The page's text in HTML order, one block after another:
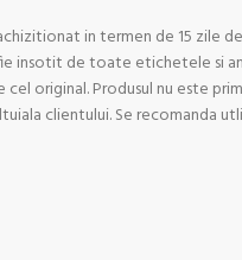
in termen de 15 zile
insotit de toate etichetele si
original. Produsul nu este
clientului. Se recomanda